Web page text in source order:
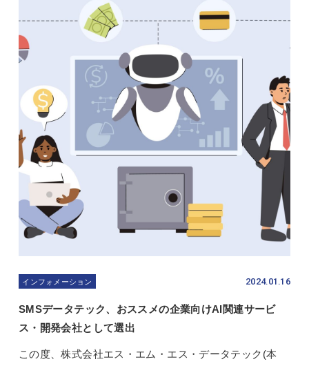
インフォメーション 2024.01.16
SMSデータテック、おススメの企業向けAI関連サービ
ス・開発会社として選出
この度、株式会社エス・エム・エス・データテック(本